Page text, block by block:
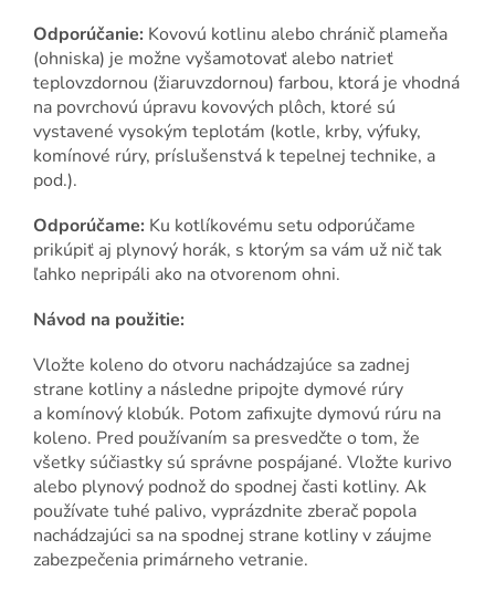
Odporúčanie: Kovovú kotlinu alebo chránič plameňa
(ohniska) je možne vyšamotovať alebo natrieť
teplovzdornou (žiaruvzdornou) farbou, ktorá je vhodná
na povrchovú úpravu kovových plôch, ktoré sú
vystavené vysokým teplotám (kotle, krby, výfuky,
komínové rúry, príslušenstvá k tepelnej technike, a
pod.).
Odporúčame: Ku kotlíkovému setu odporúčame
prikúpiť aj plynový horák, s ktorým sa vám už nič tak
ľahko nepripáli ako na otvorenom ohni.
Návod na použitie:
Vložte koleno do otvoru nachádzajúce sa zadnej
strane kotliny a následne pripojte dymové rúry
a komínový klobúk. Potom zafixujte dymovú rúru na
koleno. Pred používaním sa presvedčte o tom, že
všetky súčiastky sú správne pospájané. Vložte kurivo
alebo plynový podnož do spodnej časti kotliny. Ak
používate tuhé palivo, vyprázdnite zberač popola
nachádzajúci sa na spodnej strane kotliny v záujme
zabezpečenia primárneho vetranie.